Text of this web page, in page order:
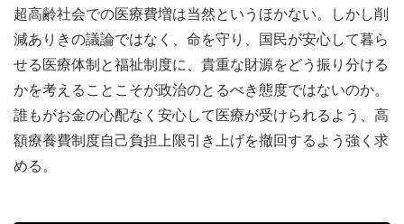
超高齢社会での医療費増は当然というほかない。しかし削
減ありきの議論ではなく、命を守り、国民が安心して暮ら
せる医療体制と福祉制度に、貴重な財源をどう振り分ける
かを考えることこそが政治のとるべき態度ではないのか。
誰もがお金の心配なく安心して医療が受けられるよう、高
額療養費制度自己負担上限引き上げを撤回するよう強く求
める。